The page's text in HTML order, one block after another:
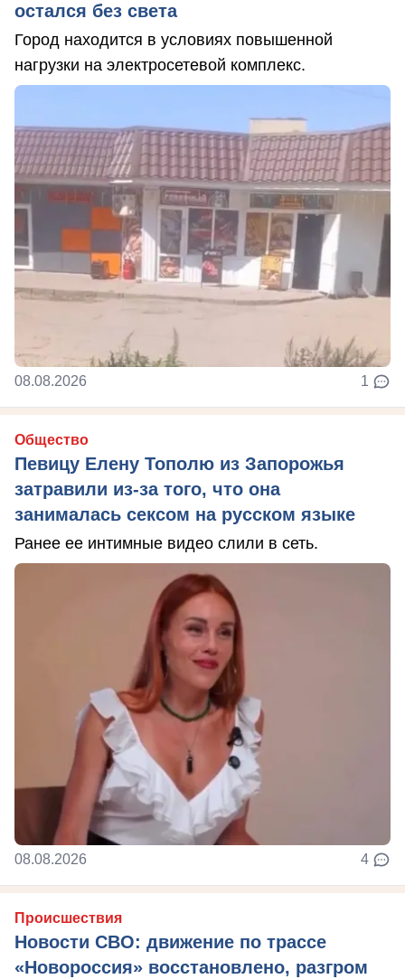
остался без света
Город находится в условиях повышенной
нагрузки на электросетевой комплекс.
08.08.2026 1
Общество
Певицу Елену Тополю из Запорожья
затравили из-за того, что она
занималась сексом на русском языке
Ранее ее интимные видео слили в сеть.
08.08.2026 4
Происшествия
Новости СВО: движение по трассе
«Новороссия» восстановлено, разгром